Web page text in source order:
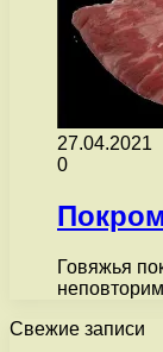
27.04.2021
0
Говяжья
Свежие записи